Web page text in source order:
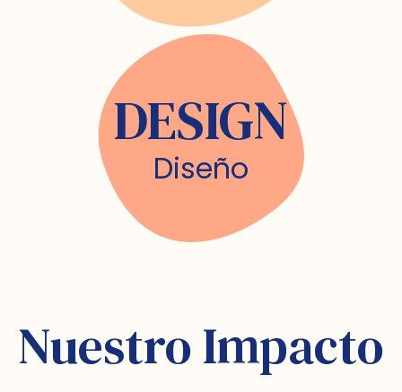
DESIGN
Diseño
Nuestro Impacto